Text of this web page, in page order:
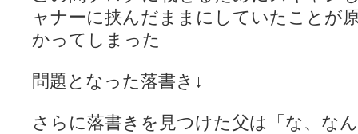
ャナーに挟んだままにしていたことが
かってしまった
問題となった落書き↓
さらに落書きを見つけた父は「な、な